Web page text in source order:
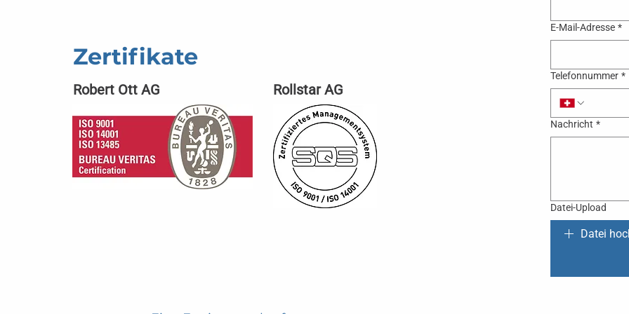
Zertifikate
Rollstar AG
Robert Ott AG
E-Mail-Adresse *
Telefonnummer *
Nachricht *
Datei-Upload
Datei